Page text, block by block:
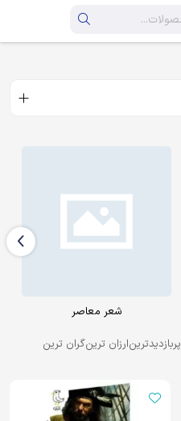
ادبیات کهن: شعر و نثر
پربازدیدترینارزان ترینگران ترین